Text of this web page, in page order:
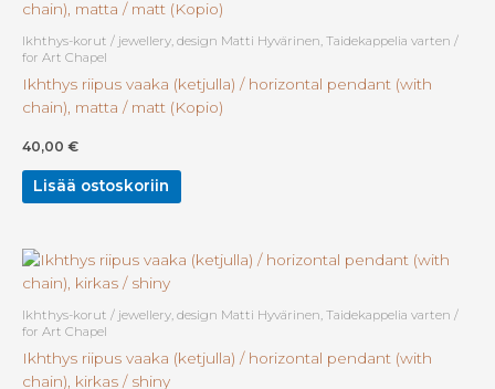
Ikhthys-korut / jewellery, design Matti Hyvärinen, Taidekappelia varten /
for Art Chapel
Ikhthys riipus vaaka (ketjulla) / horizontal pendant (with
chain), matta / matt (Kopio)
40,00 €
Lisää ostoskoriin
Ikhthys-korut / jewellery, design Matti Hyvärinen, Taidekappelia varten /
for Art Chapel
Ikhthys riipus vaaka (ketjulla) / horizontal pendant (with
chain), kirkas / shiny